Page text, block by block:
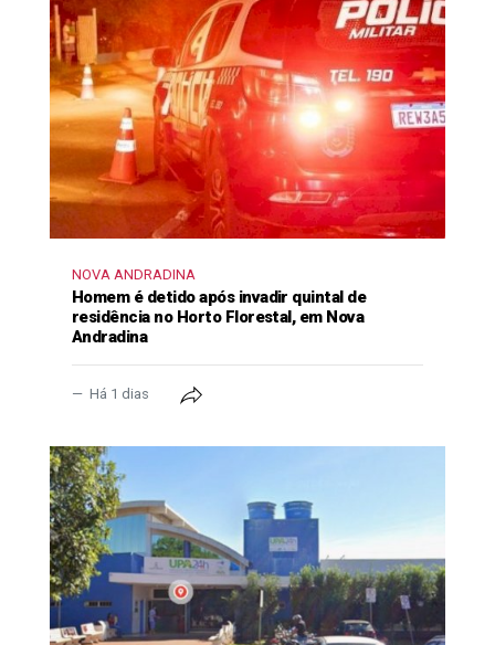
NOVA ANDRADINA
Homem é detido após invadir quintal de
residência no Horto Florestal, em Nova
Andradina
Há 1 dias